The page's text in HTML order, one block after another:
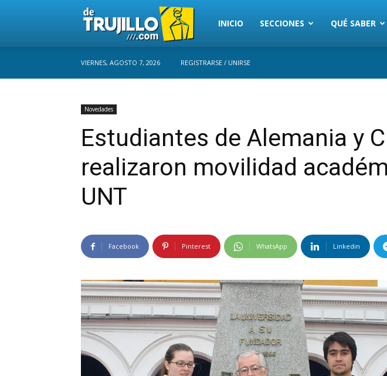
Trujillo
INICIO SECCIONES QUÉ SABER
VIERNES, AGOSTO 7, 2026 REGISTRARSE / UNIRSE
Novedades
Estudiantes de Alemania y
realizaron movilidad
UNT
Facebook Pinterest WhatsApp Linkedin